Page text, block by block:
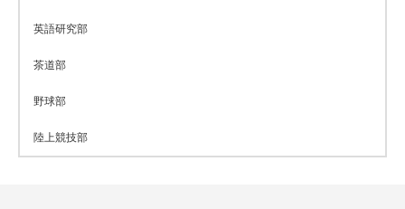
英語研究部
茶道部
野球部
陸上競技部